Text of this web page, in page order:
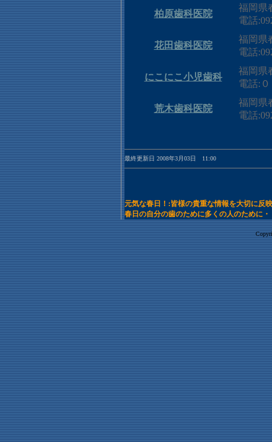
柏原歯科医院
福岡県
電話
花田歯科医院
福岡県
電話
にこにこ小児歯科
福岡県
電話:
荒木歯科医院
福岡県
電話
最終更新日 2008年3月03日 11:00
元気な春日！:皆様の貴重な情報を大切に
春日の自分の歯のために多くの人のために・